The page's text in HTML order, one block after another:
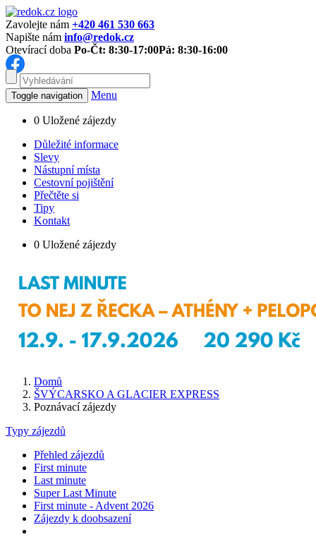
Zavolejte nám +420 461 530 663
Napište nám info@redok.cz
Otevírací doba Po-Čt: 8:30-17:00Pá: 8:30-16:00
Toggle navigation Menu
0 Uložené zájezdy
Důležité informace
Slevy
Nástupní místa
Cestovní pojištění
Přečtěte si
Tipy
Kontakt
0 Uložené zájezdy
Domů
ŠVÝCARSKO A GLACIER EXPRESS
Poznávací zájezdy
Typy zájezdů
Přehled zájezdů
First minute
Last minute
Super Last Minute
First minute - Advent 2026
Zájezdy k doobsazení